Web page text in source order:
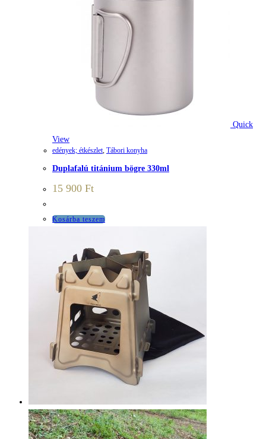
Quick
View
edények; étkészlet, Tábori konyha
Duplafalú titánium bögre 330ml
15 900 Ft
Kosárba teszem